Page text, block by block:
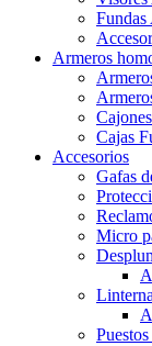
Armeros
Cajas
Accesorios
Gafas
Micro